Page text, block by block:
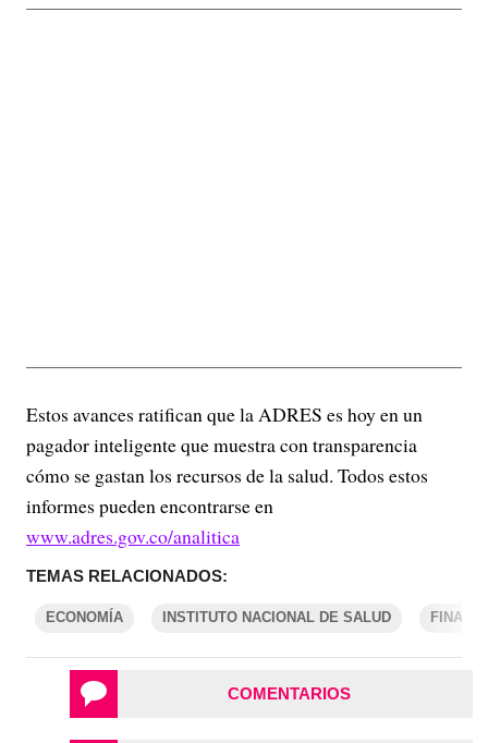
Estos avances ratifican que la ADRES es hoy en un
pagador inteligente que muestra con transparencia
cómo se gastan los recursos de la salud. Todos estos
informes pueden encontrarse en
www.adres.gov.co/analitica
TEMAS RELACIONADOS:
ECONOMÍA INSTITUTO NACIONAL DE SALUD
COMENTARIOS